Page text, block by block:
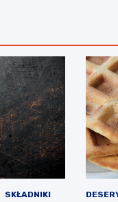
SKŁADNIKI